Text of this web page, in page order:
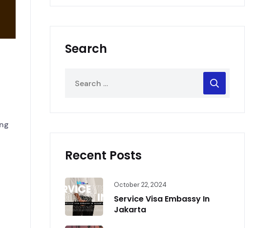
Search
Recent Posts
October 22, 2024
Service Visa Embassy In
Jakarta